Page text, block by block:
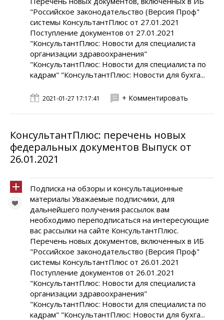
"Российское законодательство (Версия Проф"
системы КонсультантПлюс от 27.01.2021
Поступление документов от 27.01.2021
"КонсультантПлюс: Новости для специалиста
организации здравоохранения"
"КонсультантПлюс: Новости для специалиста по
кадрам" "КонсультантПлюс: Новости для бухга...
2021-01-27 17:17:41 + Комментировать
КонсультантПлюс: перечень новых
федеральных документов Выпуск от
26.01.2021
Подписка на обзоры и консультационные
материалы Уважаемые подписчики, для
дальнейшего получения рассылок вам
необходимо переподписаться на интересующие
вас рассылки на сайте КонсультантПлюс.
Перечень новых документов, включенных в ИБ
"Российское законодательство (Версия Проф"
системы КонсультантПлюс от 26.01.2021
Поступление документов от 26.01.2021
"КонсультантПлюс: Новости для специалиста
организации здравоохранения"
"КонсультантПлюс: Новости для специалиста по
кадрам" "КонсультантПлюс: Новости для бухга...